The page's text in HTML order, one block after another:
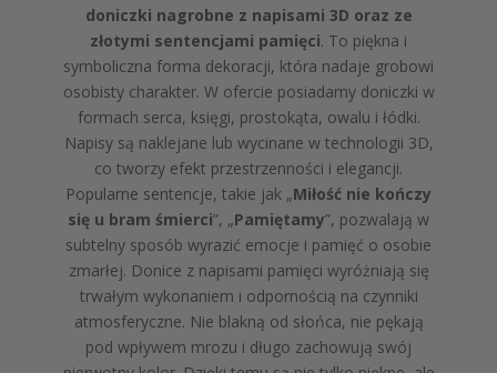
doniczki nagrobne z napisami 3D oraz ze
złotymi sentencjami pamięci. To piękna i
symboliczna forma dekoracji, która nadaje grobowi
osobisty charakter. W ofercie posiadamy doniczki w
formach serca, księgi, prostokąta, owalu i łódki.
Napisy są naklejane lub wycinane w technologii 3D,
co tworzy efekt przestrzenności i elegancji.
Popularne sentencje, takie jak „Miłość nie kończy
się u bram śmierci”, „Pamiętamy”, pozwalają w
subtelny sposób wyrazić emocje i pamięć o osobie
zmarłej. Donice z napisami pamięci wyróżniają się
trwałym wykonaniem i odpornością na czynniki
atmosferyczne. Nie blakną od słońca, nie pękają
pod wpływem mrozu i długo zachowują swój